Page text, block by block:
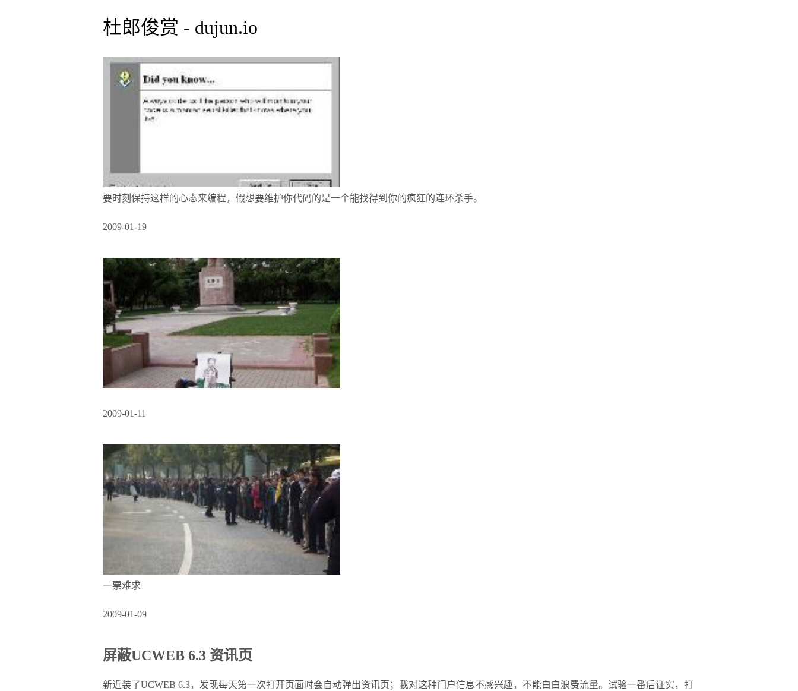
杜郎俊赏 - dujun.io
要时刻保持这样的心态来编程，假想要维护你代码的是一个能找得到你的疯狂的连环杀手。
2009-01-19
2009-01-11
一票难求
2009-01-09
屏蔽UCWEB 6.3 资讯页
新近装了UCWEB 6.3，发现每天第一次打开页面时会自动弹出资讯页；我对这种门户信息不感兴趣，不能白白浪费流量。试验一番后证实，打